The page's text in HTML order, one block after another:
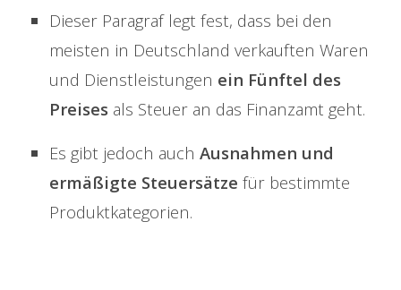
Dieser Paragraf legt fest, dass bei den
meisten in Deutschland verkauften Waren
und Dienstleistungen ein Fünftel des
Preises als Steuer an das Finanzamt geht.
Es gibt jedoch auch Ausnahmen und
ermäßigte Steuersätze für bestimmte
Produktkategorien.